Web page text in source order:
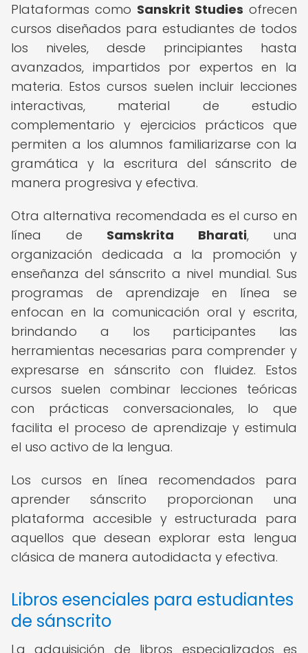
Plataformas como Sanskrit Studies ofrecen
cursos diseñados para estudiantes de todos
los niveles, desde principiantes hasta
avanzados, impartidos por expertos en la
materia. Estos cursos suelen incluir lecciones
interactivas, material de estudio
complementario y ejercicios prácticos que
permiten a los alumnos familiarizarse con la
gramática y la escritura del sánscrito de
manera progresiva y efectiva.
Otra alternativa recomendada es el curso en
línea de Samskrita Bharati, una
organización dedicada a la promoción y
enseñanza del sánscrito a nivel mundial. Sus
programas de aprendizaje en línea se
enfocan en la comunicación oral y escrita,
brindando a los participantes las
herramientas necesarias para comprender y
expresarse en sánscrito con fluidez. Estos
cursos suelen combinar lecciones teóricas
con prácticas conversacionales, lo que
facilita el proceso de aprendizaje y estimula
el uso activo de la lengua.
Los cursos en línea recomendados para
aprender sánscrito proporcionan una
plataforma accesible y estructurada para
aquellos que desean explorar esta lengua
clásica de manera autodidacta y efectiva.
Libros esenciales para estudiantes
de sánscrito
La adquisición de libros especializados es